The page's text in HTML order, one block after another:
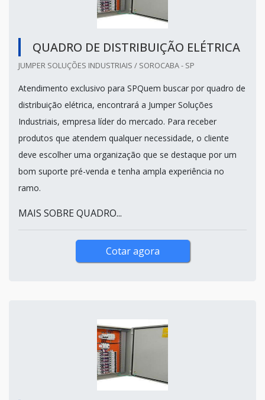
QUADRO DE DISTRIBUIÇÃO ELÉTRICA
JUMPER SOLUÇÕES INDUSTRIAIS / SOROCABA - SP
Atendimento exclusivo para SPQuem buscar por quadro de
distribuição elétrica, encontrará a Jumper Soluções
Industriais, empresa líder do mercado. Para receber
produtos que atendem qualquer necessidade, o cliente
deve escolher uma organização que se destaque por um
bom suporte pré-venda e tenha ampla experiência no
ramo.
MAIS SOBRE QUADRO...
Cotar agora